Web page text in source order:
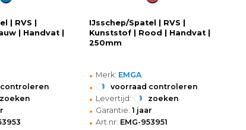
| RVS |
| Handvat |
zoeken
IJsschep/Spatel | RVS |
Kunststof | Rood | Handvat |
250mm
• Merk: EMGA
• voorraad controleren
• Levertijd: zoeken
• Garantie: 1 jaar
• Art.nr: EMG-953951